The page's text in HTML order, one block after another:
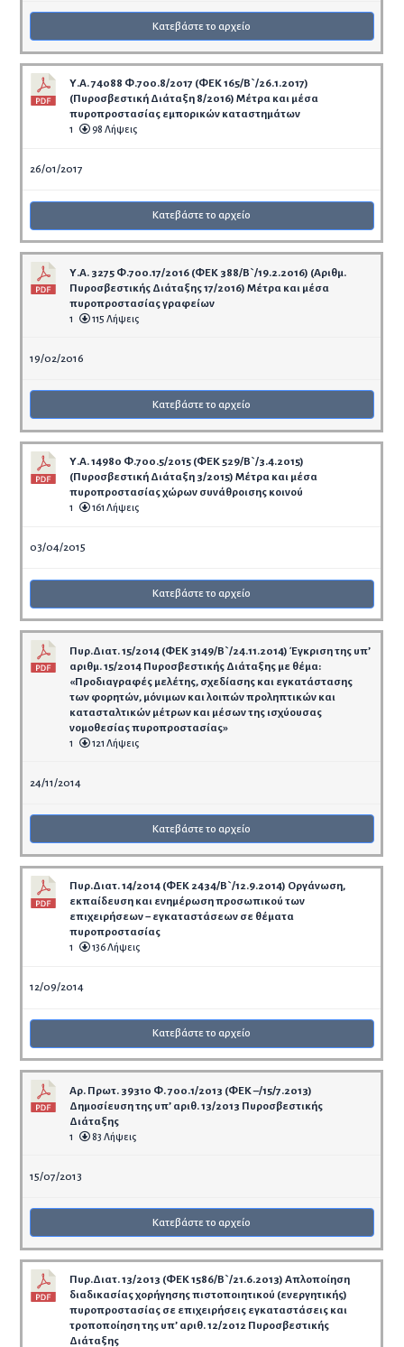
Κατεβάστε το αρχείο
Υ.Α. 74088 Φ.700.8/2017 (ΦΕΚ 165/Β`/26.1.2017)
(Πυροσβεστική Διάταξη 8/2016) Μέτρα και μέσα
πυροπροστασίας εμπορικών καταστημάτων
1 98 Λήψεις
26/01/2017
Κατεβάστε το αρχείο
Υ.Α. 3275 Φ.700.17/2016 (ΦΕΚ 388/Β`/19.2.2016) (Αριθμ.
Πυροσβεστικής Διάταξης 17/2016) Μέτρα και μέσα
πυροπροστασίας γραφείων
1 115 Λήψεις
19/02/2016
Κατεβάστε το αρχείο
Υ.Α. 14980 Φ.700.5/2015 (ΦΕΚ 529/Β`/3.4.2015)
(Πυροσβεστική Διάταξη 3/2015) Μέτρα και μέσα
πυροπροστασίας χώρων συνάθροισης κοινού
1 161 Λήψεις
03/04/2015
Κατεβάστε το αρχείο
Πυρ.Διατ. 15/2014 (ΦΕΚ 3149/Β`/24.11.2014) Έγκριση της υπ’
αριθμ. 15/2014 Πυροσβεστικής Διάταξης με θέμα:
«Προδιαγραφές μελέτης, σχεδίασης και εγκατάστασης
των φορητών, μόνιμων και λοιπών προληπτικών και
κατασταλτικών μέτρων και μέσων της ισχύουσας
νομοθεσίας πυροπροστασίας»
1 121 Λήψεις
24/11/2014
Κατεβάστε το αρχείο
Πυρ.Διατ. 14/2014 (ΦΕΚ 2434/Β`/12.9.2014) Οργάνωση,
εκπαίδευση και ενημέρωση προσωπικού των
επιχειρήσεων − εγκαταστάσεων σε θέματα
πυροπροστασίας
1 136 Λήψεις
12/09/2014
Κατεβάστε το αρχείο
Αρ. Πρωτ. 39310 Φ. 700.1/2013 (ΦΕΚ –/15/7.2013)
Δημοσίευση της υπ’ αριθ. 13/2013 Πυροσβεστικής
Διάταξης
1 83 Λήψεις
15/07/2013
Κατεβάστε το αρχείο
Πυρ.Διατ. 13/2013 (ΦΕΚ 1586/Β`/21.6.2013) Απλοποίηση
διαδικασίας χορήγησης πιστοποιητικού (ενεργητικής)
πυροπροστασίας σε επιχειρήσεις εγκαταστάσεις και
τροποποίηση της υπ’ αριθ. 12/2012 Πυροσβεστικής
Διάταξης